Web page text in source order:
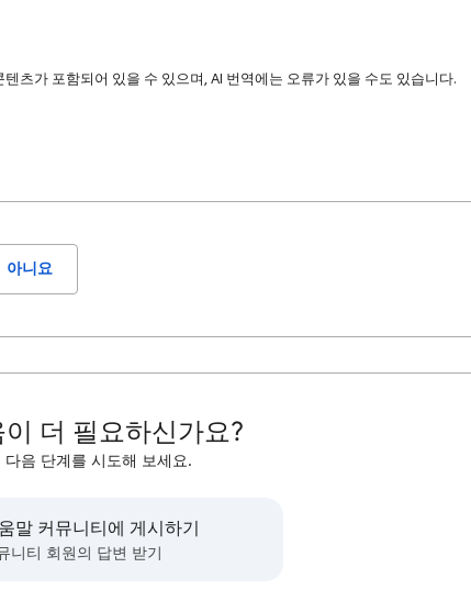
츠가 포함되어 있을 수 있으며, AI 번역에는 오류가 있을 수도 있습니다.
아니요
더 필요하신가요?
다음 단계를 시도해 보세요.
말 커뮤니티에 게시하기
니티 회원의 답변 받기